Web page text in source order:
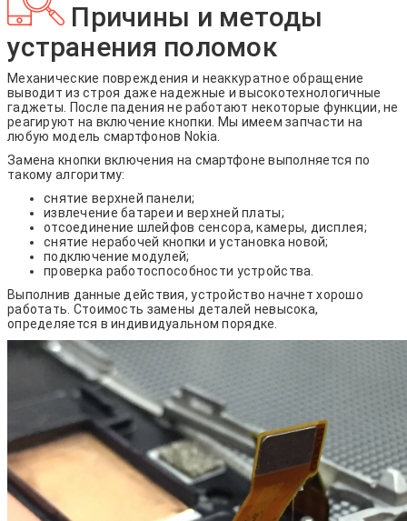
Причины и методы
устранения поломок
Механические повреждения и неаккуратное обращение
выводит из строя даже надежные и высокотехнологичные
гаджеты. После падения не работают некоторые функции, не
реагируют на включение кнопки. Мы имеем запчасти на
любую модель смартфонов Nokia.
Замена кнопки включения на смартфоне выполняется по
такому алгоритму:
снятие верхней панели;
извлечение батареи и верхней платы;
отсоединение шлейфов сенсора, камеры, дисплея;
снятие нерабочей кнопки и установка новой;
подключение модулей;
проверка работоспособности устройства.
Выполнив данные действия, устройство начнет хорошо
работать. Стоимость замены деталей невысока,
определяется в индивидуальном порядке.